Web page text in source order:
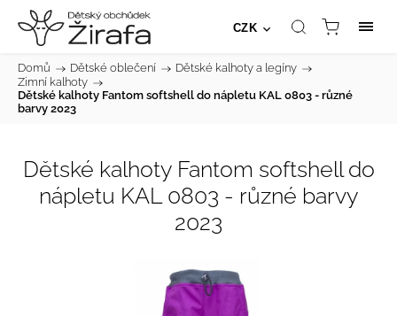
CZK
Domů / Dětské oblečení / Dětské kalhoty a legíny /
Zimní kalhoty /
Dětské kalhoty Fantom softshell do nápletu KAL 0803 - různé
barvy 2023
Dětské kalhoty Fantom softshell do
nápletu KAL 0803 - různé barvy
2023